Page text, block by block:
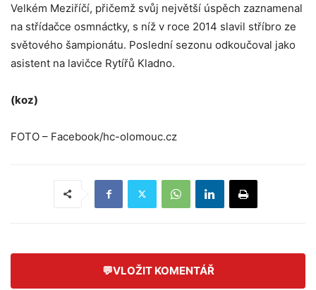
Velkém Meziříčí, přičemž svůj největší úspěch zaznamenal
na střídačce osmnáctky, s níž v roce 2014 slavil stříbro ze
světového šampionátu. Poslední sezonu odkoučoval jako
asistent na lavičce Rytířů Kladno.
(koz)
FOTO – Facebook/hc-olomouc.cz
💬VLOŽIT KOMENTÁŘ